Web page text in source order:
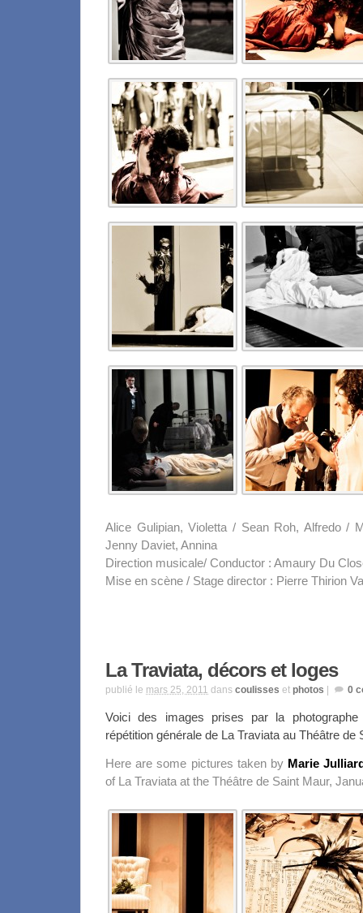
Alice Gulipian, Violetta / Sean Roh, Alfredo /
Jenny Daviet, Annina
Direction musicale/ Conductor : Amaury Du
Mise en scène / Stage director : Pierre Thirion
La Traviata, décors et loges
publié le mars 25, 2011 dans coulisses et photos 0
Voici des images prises par la
répétition générale de La Traviata au Théâtre de
Here are some pictures taken by Marie
of La Traviata at the Théâtre de Saint Maur,